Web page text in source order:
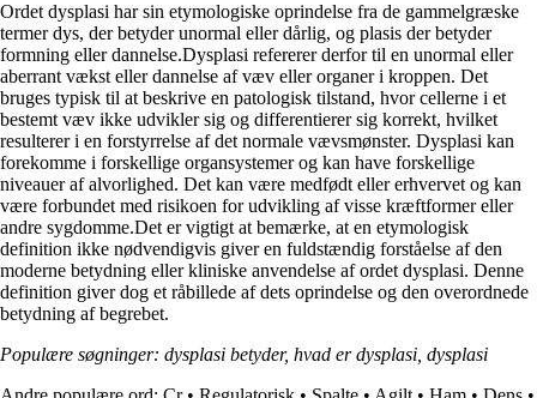
Ordet dysplasi har sin etymologiske oprindelse fra de gammelgræske
termer dys, der betyder unormal eller dårlig, og plasis der betyder
formning eller dannelse.Dysplasi refererer derfor til en unormal eller
aberrant vækst eller dannelse af væv eller organer i kroppen. Det
bruges typisk til at beskrive en patologisk tilstand, hvor cellerne i et
bestemt væv ikke udvikler sig og differentierer sig korrekt, hvilket
resulterer i en forstyrrelse af det normale vævsmønster. Dysplasi kan
forekomme i forskellige organsystemer og kan have forskellige
niveauer af alvorlighed. Det kan være medfødt eller erhvervet og kan
være forbundet med risikoen for udvikling af visse kræftformer eller
andre sygdomme.Det er vigtigt at bemærke, at en etymologisk
definition ikke nødvendigvis giver en fuldstændig forståelse af den
moderne betydning eller kliniske anvendelse af ordet dysplasi. Denne
definition giver dog et råbillede af dets oprindelse og den overordnede
betydning af begrebet.
Populære søgninger: dysplasi betyder, hvad er dysplasi, dysplasi